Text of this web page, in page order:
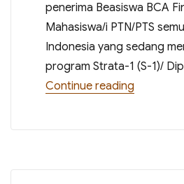
penerima Beasiswa BCA
Mahasiswa/i PTN/PTS
Indonesia yang sedang
program Strata-1 (S-1)/
Continue reading